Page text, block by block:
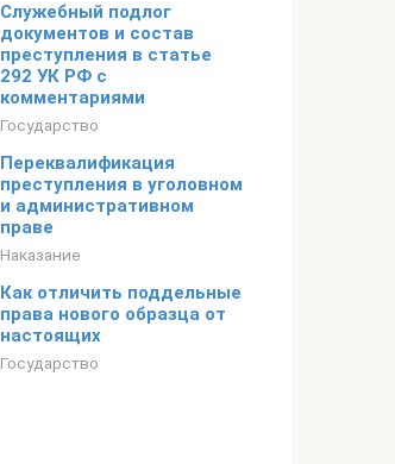
Служебный подлог
документов и состав
преступления в статье
292 УК РФ с
комментариями
Государство
Переквалификация
преступления в уголовном
и административном
праве
Наказание
Как отличить поддельные
права нового образца от
настоящих
Государство